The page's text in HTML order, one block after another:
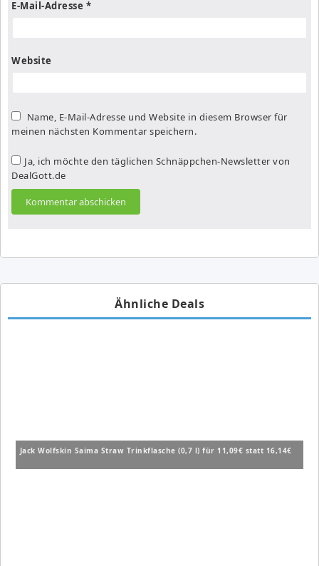
E-Mail-Adresse *
Website
Name, E-Mail-Adresse und Website in diesem Browser für
meinen nächsten Kommentar speichern.
Ja, ich möchte den täglichen Schnäppchen-Newsletter von
DealGott.de
Ähnliche Deals
Jack Wolfskin Saima Straw Trinkflasche (0,7 l) für 11,09€ statt 16,14€